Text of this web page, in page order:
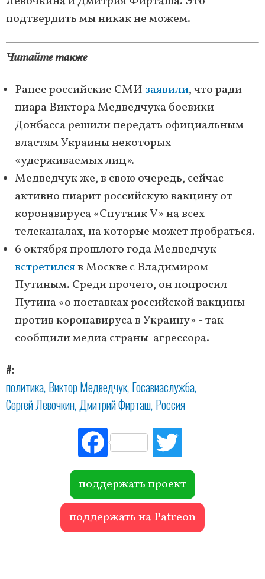
подтвердить мы никак не можем.
Читайте также
Ранее российские СМИ заявили, что ради
пиара Виктора Медведчука боевики
Донбасса решили передать официальным
властям Украины некоторых
«удерживаемых лиц».
Медведчук же, в свою очередь, сейчас
активно пиарит российскую вакцину от
коронавируса «Спутник V» на всех
телеканалах, на которые может пробраться.
6 октября прошлого года Медведчук
встретилсяв Москве с Владимиром
Путиным. Среди прочего, он попросил
Путина «о поставках российской вакцины
против коронавируса в Украину» - так
сообщили медиа страны-агрессора.
#
политика Виктор Медведчук Госавиаслужба
Сергей Левочкин Дмитрий Фирташ Россия
Fac
ebo
ok r
поддержать проект
поддержать на Patreon